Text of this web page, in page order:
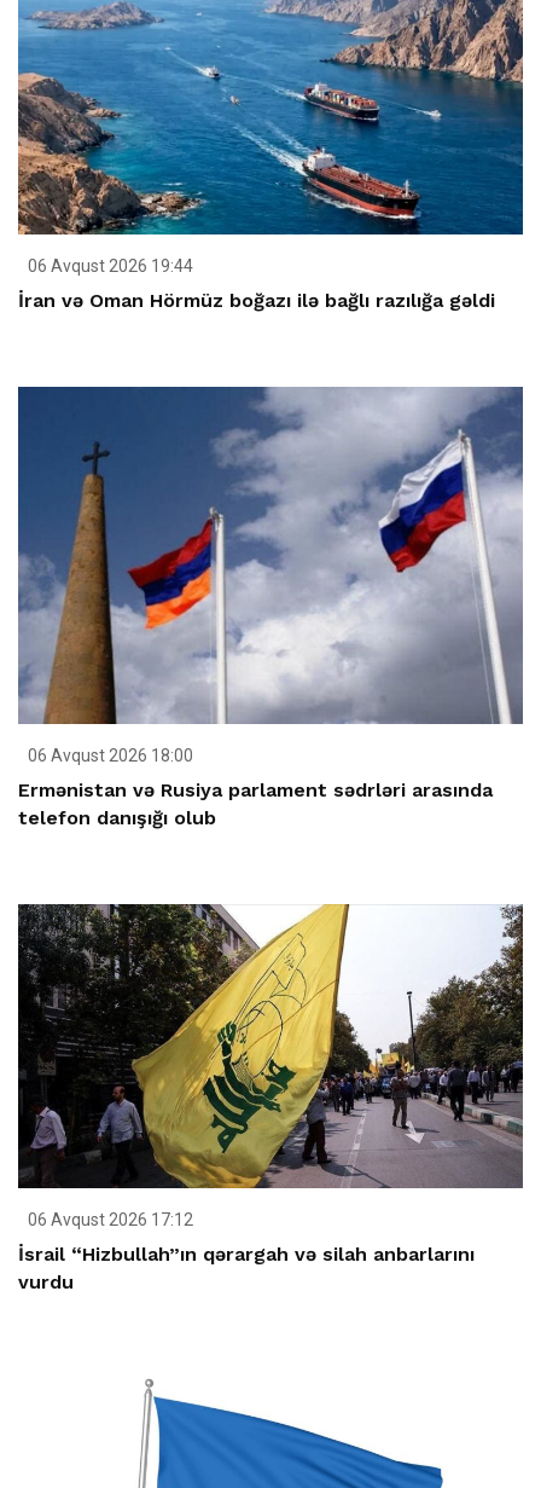
06 Avqust 2026 19:44
İran və Oman Hörmüz boğazı ilə bağlı razılığa gəldi
06 Avqust 2026 18:00
Ermənistan və Rusiya parlament sədrləri arasında
telefon danışığı olub
06 Avqust 2026 17:12
İsrail “Hizbullah”ın qərargah və silah anbarlarını
vurdu